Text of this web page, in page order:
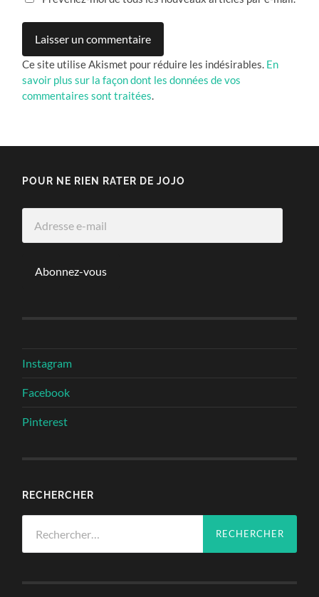
Ce site utilise Akismet pour réduire les indésirables. En
savoir plus sur la façon dont les données de vos
commentaires sont traitées.
POUR NE RIEN RATER DE JOJO
Abonnez-vous
Instagram
Facebook
Pinterest
RECHERCHER